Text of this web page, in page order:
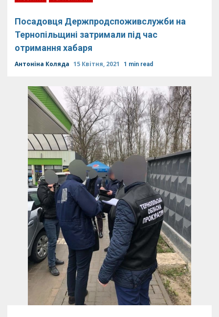
Посадовця Держпродспоживслужби на
Тернопільщині затримали під час
отримання хабаря
Антоніна Коляда 15 Квітня, 2021 1 min read